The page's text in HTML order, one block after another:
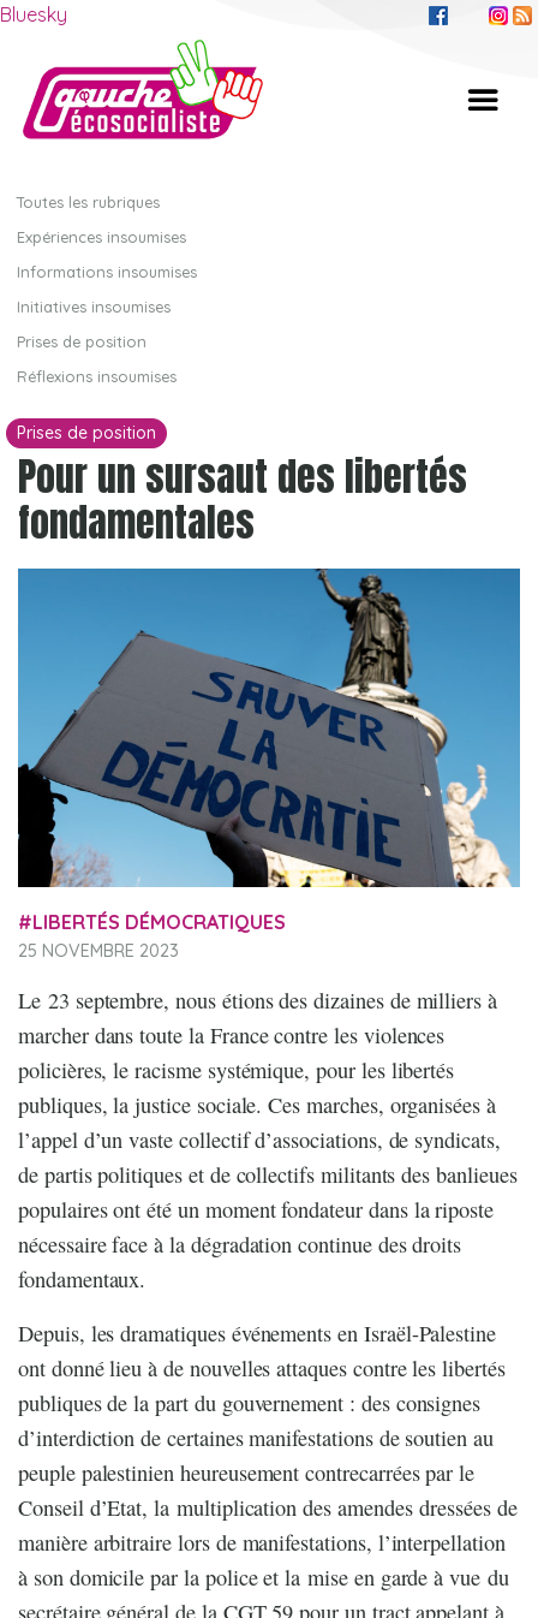
Bluesky
Toutes les rubriques
Expériences insoumises
Informations insoumises
Initiatives insoumises
Prises de position
Réflexions insoumises
Prises de position
Pour un sursaut des libertés
fondamentales
LIBERTÉS DÉMOCRATIQUES
25 NOVEMBRE 2023
Le 23 septembre, nous étions des dizaines de milliers à
marcher dans toute la France contre les violences
policières, le racisme systémique, pour les libertés
publiques, la justice sociale. Ces marches, organisées à
l’appel d’un vaste collectif d’associations, de syndicats,
de partis politiques et de collectifs militants des banlieues
populaires ont été un moment fondateur dans la riposte
nécessaire face à la dégradation continue des droits
fondamentaux.
Depuis, les dramatiques événements en Israël-Palestine
ont donné lieu à de nouvelles attaques contre les libertés
publiques de la part du gouvernement : des consignes
d’interdiction de certaines manifestations de soutien au
peuple palestinien heureusement contrecarrées par le
Conseil d’Etat, la multiplication des amendes dressées de
manière arbitraire lors de manifestations, l’interpellation
à son domicile par la police et la mise en garde à vue du
secrétaire général de la CGT 59 pour un tract appelant à